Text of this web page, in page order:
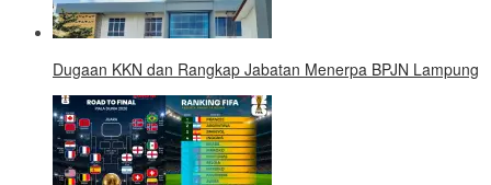
Dugaan KKN dan Rangkap Jabatan Menerpa BPJN Lampung